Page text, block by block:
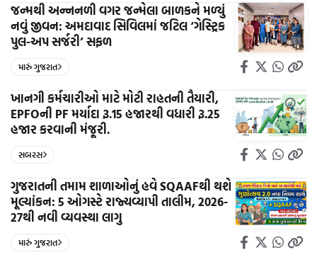
જન્મથી અન્નનળી વગર જન્મેલા બાળકને મળ્યું
નવું જીવન: અમદાવાદ સિવિલમાં જટિલ ‘ગેસ્ટ્રિક
પુલ-અપ સર્જરી’ સફળ
મારું ગુજરાત
ખાનગી કર્મચારીઓ માટે મોટી રાહતની તૈયારી,
EPFOની PF મર્યાદા રૂ.15 હજારથી વધારી રૂ.25
હજાર કરવાની મંજૂરી.
સબરસ
ગુજરાતની તમામ શાળાઓનું હવે SQAAFથી થશે
મૂલ્યાંકન: 5 ઓગસ્ટે રાજ્યવ્યાપી તાલીમ, 2026-
27થી નવી વ્યવસ્થા લાગુ
મારું ગુજરાત